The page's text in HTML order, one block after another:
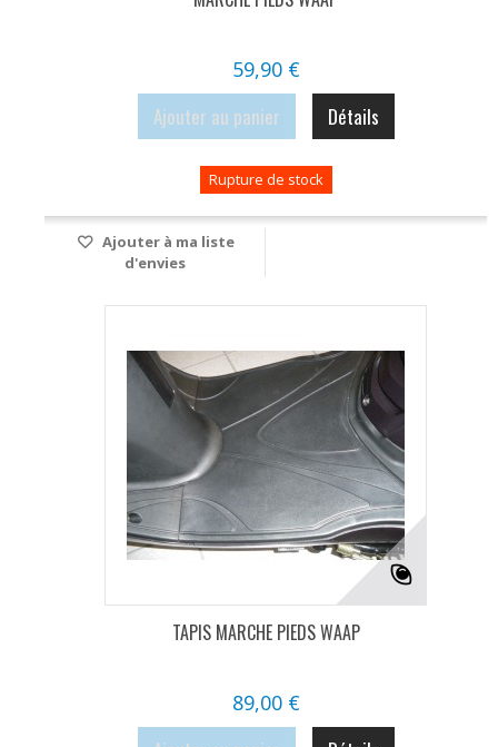
59,90 €
Ajouter au panier Détails
Rupture de stock
Ajouter à ma liste
d'envies
TAPIS MARCHE PIEDS WAAP
89,00 €